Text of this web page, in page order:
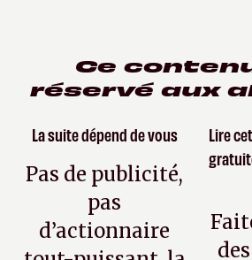
Ce
réservé aux
La suite dépend de vous
Pas de publicité,
pas
d’actionnaire
Lire